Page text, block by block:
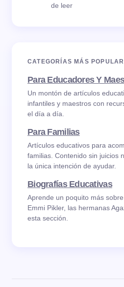
de leer
CATEGORÍAS MÁS
Para Educadores Y
Un montón de artículos
infantiles y maestros con
el día a día.
Para Familias
Artículos educativos para
familias. Contenido sin juicios
la única intención de ayudar.
Biografías Educativas
Aprende un poquito más
Emmi Pikler, las hermanas
esta sección.